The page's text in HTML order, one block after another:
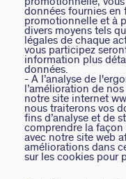
données fournies
promotionnelle et à
divers moyens tels
légales de chaque
vous participez
information plus
données.
- A l’analyse de
l’amélioration de
notre site internet
nous traiterons vos
fins d’analyse et de
comprendre la
avec notre site web
améliorations dans
sur les cookies pour